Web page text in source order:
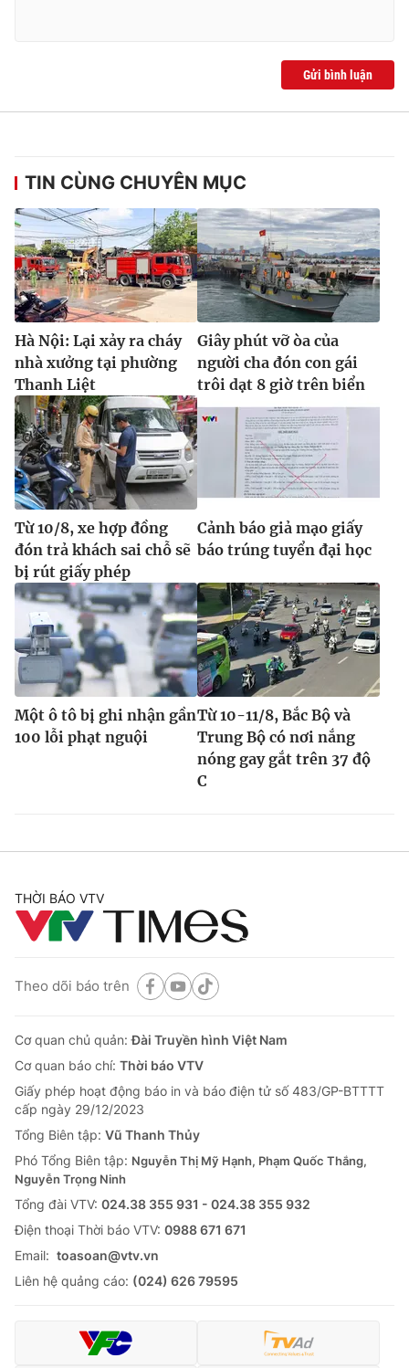
Gửi bình luận
TIN CÙNG CHUYÊN MỤC
Hà Nội: Lại xảy ra cháy
nhà xưởng tại phường
Thanh Liệt
Giây phút vỡ òa của
người cha đón con gái
trôi dạt 8 giờ trên biển
Từ 10/8, xe hợp đồng
đón trả khách sai chỗ sẽ
bị rút giấy phép
Cảnh báo giả mạo giấy
báo trúng tuyển đại học
Một ô tô bị ghi nhận gần
100 lỗi phạt nguội
Từ 10-11/8, Bắc Bộ và
Trung Bộ có nơi nắng
nóng gay gắt trên 37 độ
C
THỜI BÁO VTV
Theo dõi báo trên
Cơ quan chủ quản:Đài Truyền hình Việt Nam
Cơ quan báo chí: Thời báo VTV
Giấy phép hoạt động báo in và báo điện tử số 483/GP-BTTTT
cấp ngày 29/12/2023
Tổng Biên tập: Vũ Thanh Thủy
Phó Tổng Biên tập: Nguyễn Thị Mỹ Hạnh, Phạm Quốc Thắng,
Nguyễn Trọng Ninh
Tổng đài VTV: 024.38 355 931 - 024.38 355 932
Ðiện thoại Thời báo VTV: 0988 671 671
Email: toasoan@vtv.vn
Liên hệ quảng cáo: (024) 626 79595